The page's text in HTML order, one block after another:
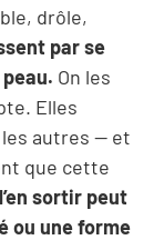
drôle,
par se
On les
Elles
autres — et
que cette
sortir peut
ou une forme